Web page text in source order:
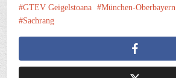
GTEV Geigelstoana
München-Oberbayern
Sachrang